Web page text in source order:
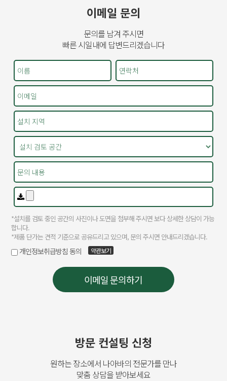
이메일 문의
문의를 남겨 주시면
빠른 시일내에 답변드리겠습니다
방문 컨설팅 신청
원하는 장소에서 나아바의 전문가를 만나
맞춤 상담을 받아보세요